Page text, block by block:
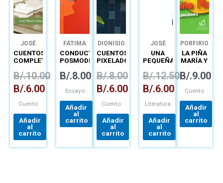
JOSÉ
MARÍA
SÁNCHEZ
CUENTOS
COMPLETOS
POLIFONÍA
NARRADORES
B/.10.00
B/.6.00
Cuento
Añadir
al
carrito
FÁTIMA
NOGUEIRA
FERNANDO
CONDUCTIVIDADES
POSMODERNAS
OBRA DE
JARAMILLO
B/.8.00
Ensayo
Añadir
al
carrito
DIONISIO
GUERRA
CUENTOS
PIXELADOS
B/.8.00
B/.6.00
Cuento
Añadir
al
carrito
JOSÉ
MIGUEL
MONTAGUE
UNA
PEQUEÑA
B/.12.50
B/.6.00
Literatura
Añadir
al
carrito
PORFIRIO
SALAZAR
LA PIÑA
MARÍA Y
CANCIONES
B/.9.00
Cuento
Añadir
al
carrito